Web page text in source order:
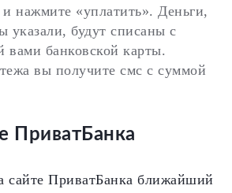
и нажмите «уплатить». Деньги,
указали, будут списаны с
вами банковской карты.
вы получите смс с суммой
ПриватБанка
сайте ПриватБанка ближайший